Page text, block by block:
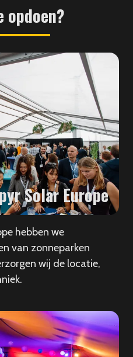
opdoen?
Solar Europe
hebben we
van zonneparken
wij de locatie,